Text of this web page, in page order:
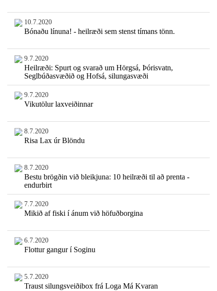
10.7.2020
Bónaðu línuna! - heilræði sem stenst tímans tönn.
9.7.2020
Heilræði: Spurt og svarað um Hörgsá, Þórisvatn,
Seglbúðasvæðið og Hofsá, silungasvæði
9.7.2020
Vikutölur laxveiðinnar
8.7.2020
Risa Lax úr Blöndu
8.7.2020
Bestu brögðin við bleikjuna: 10 heilræði til að prenta -
endurbirt
7.7.2020
Mikið af fiski í ánum við höfuðborgina
6.7.2020
Flottur gangur í Soginu
5.7.2020
Traust silungsveiðibox frá Loga Má Kvaran